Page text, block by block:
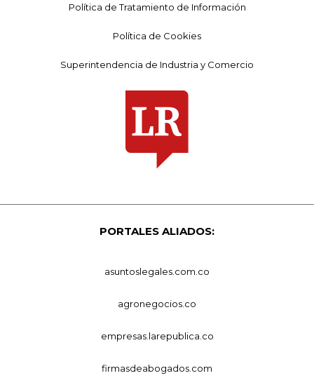
Política de Tratamiento de Información
Política de Cookies
Superintendencia de Industria y Comercio
PORTALES ALIADOS:
asuntoslegales.com.co
agronegocios.co
empresas.larepublica.co
firmasdeabogados.com